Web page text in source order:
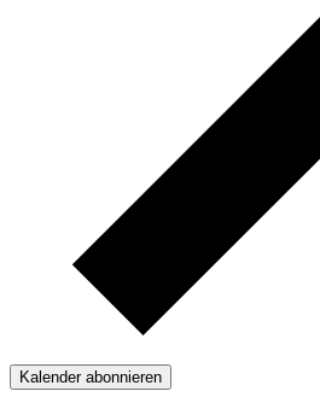
Kalender abonnieren